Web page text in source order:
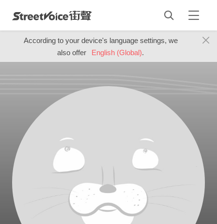
According to your device's language settings, we
also offer
English (Global).